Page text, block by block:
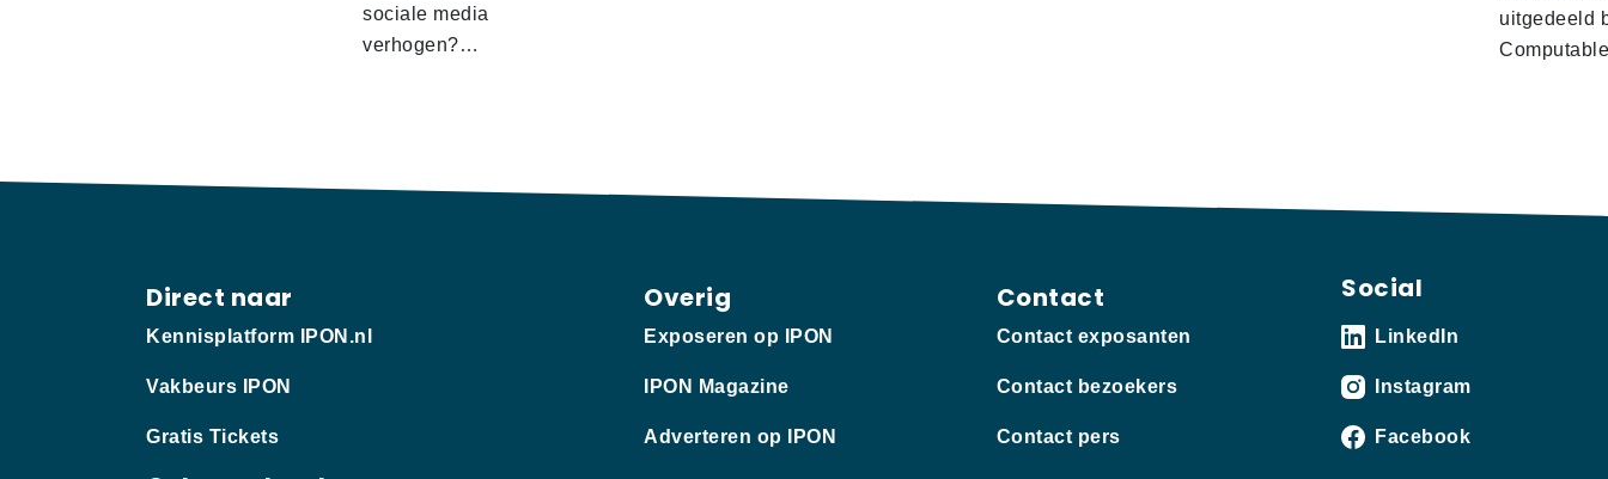
sociale media
verhogen?…
uitgedeeld
Direct naar
Kennisplatform IPON.nl
Vakbeurs IPON
Gratis Tickets
Overig
Exposeren op IPON
IPON Magazine
Adverteren op IPON
Contact
Contact exposanten
Contact bezoekers
Contact pers
Social
LinkedIn
Instagram
Facebook